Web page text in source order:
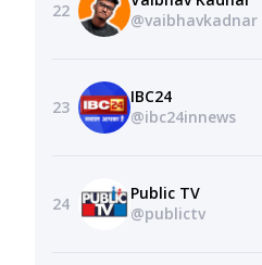
22
@vaibhavkadnar
23
IBC24
@ibc24innews
24
Public TV
@publictv